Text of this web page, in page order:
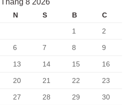
Tháng 8 2026
N S B
C
1
2
6 7 8 9
13 14 15 16
20 21 22 23
27 28 29 30